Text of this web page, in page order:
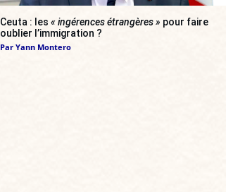
Ceuta : les « ingérences étrangères » pour faire
oublier l’immigration ?
Par Yann Montero